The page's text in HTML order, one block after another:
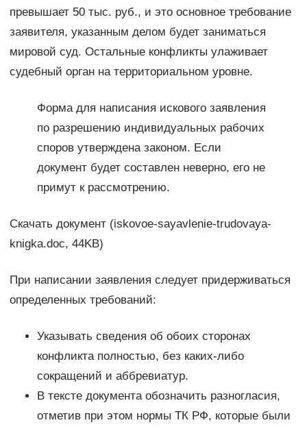
превышает 50 тыс. руб., и это основное требование
заявителя, указанным делом будет заниматься
мировой суд. Остальные конфликты улаживает
судебный орган на территориальном уровне.
Форма для написания искового заявления
по разрешению индивидуальных рабочих
споров утверждена законом. Если
документ будет составлен неверно, его не
примут к рассмотрению.
Скачать документ (iskovoe-sayavlenie-trudovaya-
knigka.doc, 44KB)
При написании заявления следует придерживаться
определенных требований:
Указывать сведения об обоих сторонах
конфликта полностью, без каких-либо
сокращений и аббревиатур.
В тексте документа обозначить разногласия,
отметив при этом нормы ТК РФ, которые были